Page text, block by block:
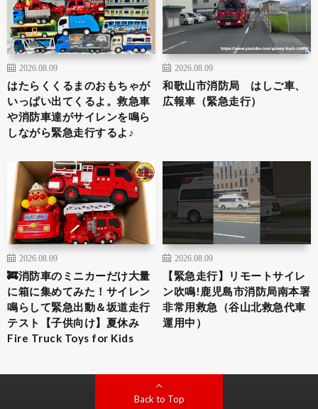
2026.08.09
はたらくくるまのおもちゃが
いっぱい出てくるよ。救急車
や消防車達がサイレンを鳴ら
しながら緊急走行するよ♪
2026.08.09
和歌山市消防局 はしご車、
広報車（緊急走行）
2026.08.09
🚒消防車のミニカーだけ大量
に箱に集めてみた！サイレン
鳴らして緊急出動＆坂道走行
テスト【子供向け】夏休み
Fire Truck Toys for Kids
2026.08.09
【緊急走行】リモートサイレ
ン吹鳴!鹿児島市消防局南本署
非常用救急（谷山北救急代車
運用中）
Back to Top